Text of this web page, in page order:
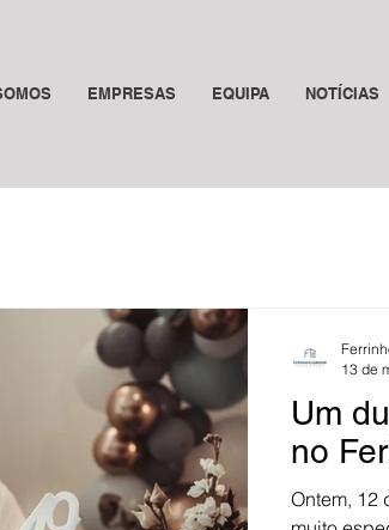
EMPRESAS EQUIPA NOTÍCIAS
Um
no
Ontem, 12
13 de